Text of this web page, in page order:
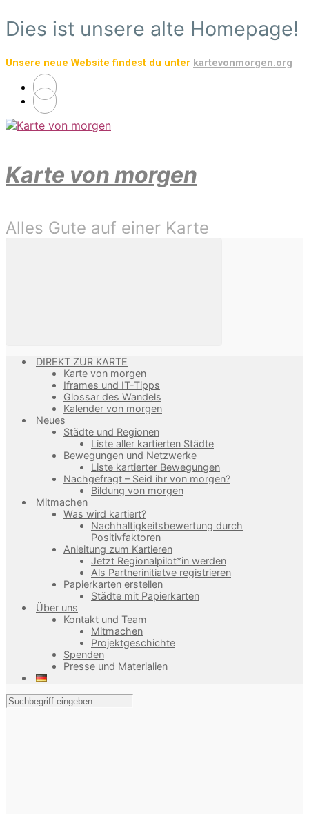
Zum
Hauptinhalt
Dies ist unsere alte Homepage!
Unsere neue Website findest du unter kartevonmorgen.org
Karte von morgen
Alles Gute auf einer Karte
DIREKT ZUR KARTE
Karte von morgen
Iframes und IT-Tipps
Glossar des Wandels
Kalender von morgen
Neues
Städte und Regionen
Liste aller kartierten Städte
Bewegungen und Netzwerke
Liste kartierter Bewegungen
Nachgefragt – Seid ihr von morgen?
Bildung von morgen
Mitmachen
Was wird kartiert?
Nachhaltigkeitsbewertung durch
Positivfaktoren
Anleitung zum Kartieren
Jetzt Regionalpilot*in werden
Als Partnerinitiatve registrieren
Papierkarten erstellen
Städte mit Papierkarten
Über uns
Kontakt und Team
Mitmachen
Projektgeschichte
Spenden
Presse und Materialien